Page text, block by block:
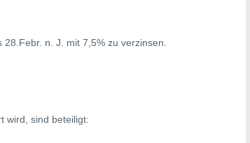
n. J. mit 7,5% zu verzinsen.
wird, sind beteiligt: